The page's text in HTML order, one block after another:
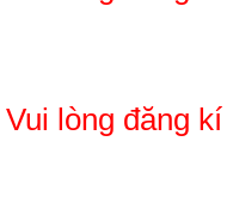
lòng đăng